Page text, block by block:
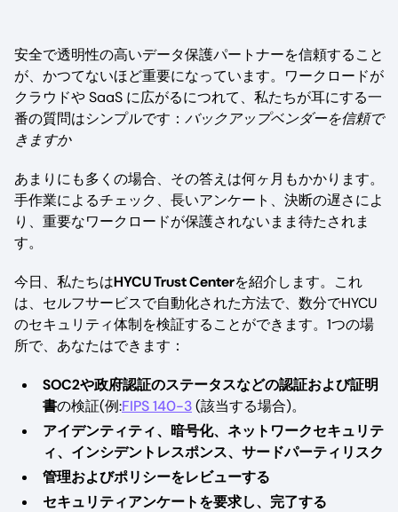
安全で透明性の高いデータ保護パートナーを信頼すること
が、かつてないほど重要になっています。ワークロードが
クラウドや SaaS に広がるにつれて、私たちが耳にする一
番の質問はシンプルです： バックアップベンダーを信頼で
きますか
あまりにも多くの場合、その答えは何ヶ月もかかります。
手作業によるチェック、長いアンケート、決断の遅さによ
り、重要なワークロードが保護されないまま待たされま
す。
今日、私たちはHYCU Trust Centerを紹介します。これ
は、セルフサービスで自動化された方法で、数分でHYCU
のセキュリティ体制を検証することができます。1つの場
所で、あなたはできます：
SOC2や政府認証のステータスなどの認証および証明
書の検証(例:FIPS 140-3(該当する場合)。
アイデンティティ、暗号化、ネットワークセキュリテ
ィ、インシデントレスポンス、サードパーティリスク
管理およびポリシーをレビューする
セキュリティアンケートを要求し、完了する